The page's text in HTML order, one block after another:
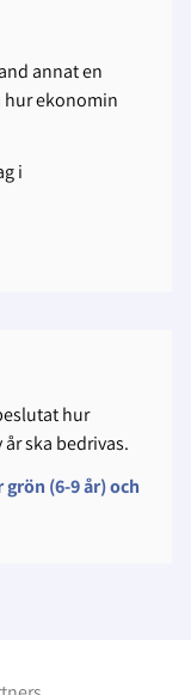
annat en
ekonomin
i
hur
ska bedrivas.
(6-9 år) och